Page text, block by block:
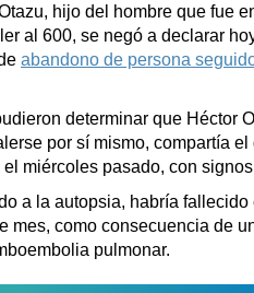
Datos Útiles
Fúnebres
Teléfonos de
hijo del hombre que fue
al 600, se negó a declarar
abandono de persona
determinar que Héctor
por sí mismo, compartía
miércoles pasado, con
a la autopsia, habría
mes, como consecuencia de
pulmonar.